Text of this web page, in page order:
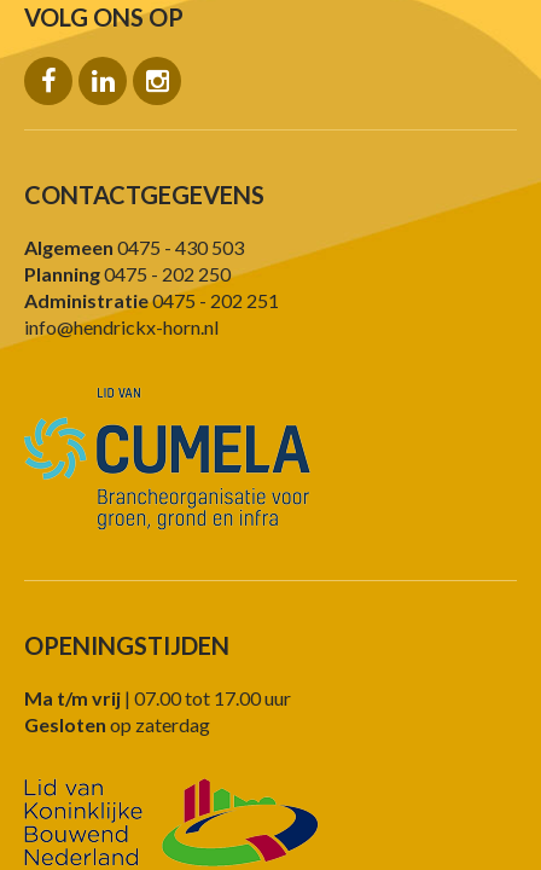
VOLG ONS OP
CONTACTGEGEVENS
Algemeen 0475 - 430 503
Planning0475 - 202 250
Administratie0475 - 202 251
info@hendrickx-horn.nl
OPENINGSTIJDEN
Ma t/m vrij | 07.00 tot 17.00 uur
Gesloten op zaterdag